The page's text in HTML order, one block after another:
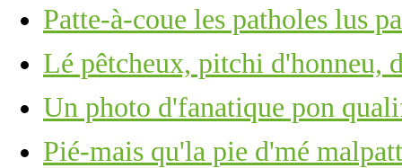
Patte-à-coue les patholes lus
Lé pêtcheux, pitchi d'honneu,
Un photo d'fanatique pon
Pié-mais qu'la pie d'mé